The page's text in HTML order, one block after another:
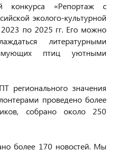
конкурса «Репортаж с
эколого-культурной
по 2025 гг. Его можно
литературными
птиц уютными
значения
проведено более
собрано около 250
более 170 новостей. Мы